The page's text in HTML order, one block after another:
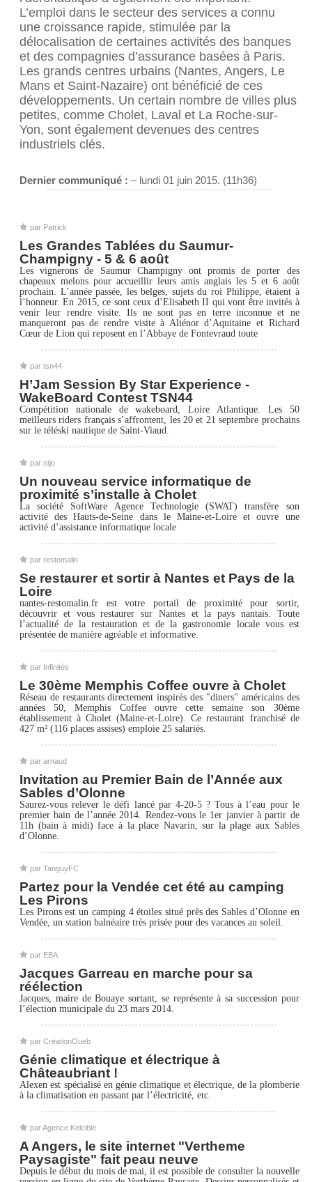
L’emploi dans le secteur des services a connu
une croissance rapide, stimulée par la
délocalisation de certaines activités des banques
et des compagnies d’assurance basées à Paris.
Les grands centres urbains (Nantes, Angers, Le
Mans et Saint-Nazaire) ont bénéficié de ces
développements. Un certain nombre de villes plus
petites, comme Cholet, Laval et La Roche-sur-
Yon, sont également devenues des centres
industriels clés.
Dernier communiqué : – lundi 01 juin 2015. (11h36)
par Patrick
Les Grandes Tablées du Saumur-
Champigny - 5 & 6 août
Les vignerons de Saumur Champigny ont promis de porter des
chapeaux melons pour accueillir leurs amis anglais les 5 et 6 août
prochain. L’année passée, les belges, sujets du roi Philippe, étaient à
l’honneur. En 2015, ce sont ceux d’Elisabeth II qui vont être invités à
venir leur rendre visite. Ils ne sont pas en terre inconnue et ne
manqueront pas de rendre visite à Aliénor d’Aquitaine et Richard
Cœur de Lion qui reposent en l’Abbaye de Fontevraud toute
par tsn44
H’Jam Session By Star Experience -
WakeBoard Contest TSN44
Compétition nationale de wakeboard, Loire Atlantique. Les 50
meilleurs riders français s’affrontent, les 20 et 21 septembre prochains
sur le téléski nautique de Saint-Viaud.
par stjo
Un nouveau service informatique de
proximité s’installe à Cholet
La société SoftWare Agence Technologie (SWAT) transfère son
activité des Hauts-de-Seine dans le Maine-et-Loire et ouvre une
activité d’assistance informatique locale
par restomalin
Se restaurer et sortir à Nantes et Pays de la
Loire
nantes-restomalin.fr est votre portail de proximité pour sortir,
découvrir et vous restaurer sur Nantes et la pays nantais. Toute
l’actualité de la restauration et de la gastronomie locale vous est
présentée de manière agréable et informative.
par Infinités
Le 30ème Memphis Coffee ouvre à Cholet
Réseau de restaurants directement inspirés des "diners" américains des
années 50, Memphis Coffee ouvre cette semaine son 30ème
établissement à Cholet (Maine-et-Loire). Ce restaurant franchisé de
427 m² (116 places assises) emploie 25 salariés.
par arnaud
Invitation au Premier Bain de l’Année aux
Sables d’Olonne
Saurez-vous relever le défi lancé par 4-20-5 ? Tous à l’eau pour le
premier bain de l’année 2014. Rendez-vous le 1er janvier à partir de
11h (bain à midi) face à la place Navarin, sur la plage aux Sables
d’Olonne.
par TanguyFC
Partez pour la Vendée cet été au camping
Les Pirons
Les Pirons est un camping 4 étoiles situé près des Sables d’Olonne en
Vendée, un station balnéaire très prisée pour des vacances au soleil.
par EBA
Jacques Garreau en marche pour sa
réélection
Jacques, maire de Bouaye sortant, se représente à sa succession pour
l’élection municipale du 23 mars 2014.
par CréationOueb
Génie climatique et électrique à
Châteaubriant !
Alexen est spécialisé en génie climatique et électrique, de la plomberie
à la climatisation en passant par l’électricité, etc.
parAgence Kelcible
A Angers, le site internet "Vertheme
Paysagiste" fait peau neuve
Depuis le début du mois de mai, il est possible de consulter la nouvelle